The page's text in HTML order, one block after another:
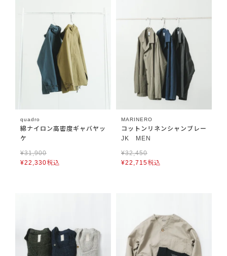
quadro
綿ナイロン高密度ギャバヤッ
ケ
¥31,900
¥22,330税込
MARINERO
コットンリネンシャンブレー
JK MEN
¥32,450
¥22,715税込